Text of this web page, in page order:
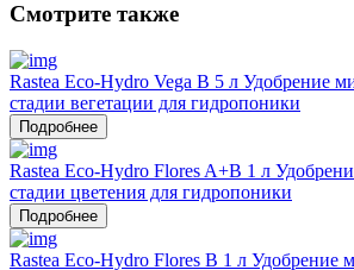
Смотрите также
Rastea Eco-Hydro Vega B 5 л Удобрение
стадии вегетации для гидропоники
Подробнее
Rastea Eco-Hydro Flores A+B 1 л
стадии цветения для гидропоники
Подробнее
Rastea Eco-Hydro Flores B 1 л Удобрение